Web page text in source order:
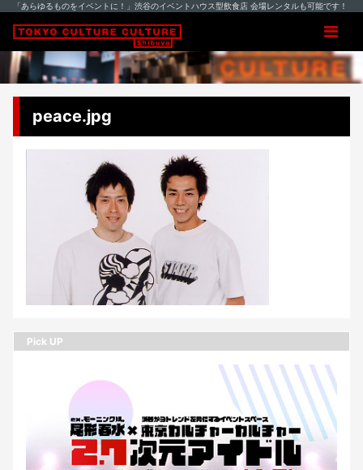
「あらゆるものをイベントに！」渋谷のイベントハウス型飲食店 会場レンタルも可能です！
peace.jpg
Pick UP